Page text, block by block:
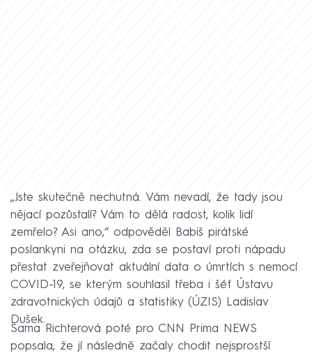
„Jste skutečně nechutná. Vám nevadí, že tady jsou
nějací pozůstalí? Vám to dělá radost, kolik lidí
zemřelo? Asi ano,“ odpověděl Babiš pirátské
poslankyni na otázku, zda se postaví proti nápadu
přestat zveřejňovat aktuální data o úmrtích s nemocí
COVID-19, se kterým souhlasil třeba i šéf Ústavu
zdravotnických údajů a statistiky (ÚZIS) Ladislav
Dušek.
Sama Richterová poté pro CNN Prima NEWS
popsala, že jí následně začaly chodit nejsprostší